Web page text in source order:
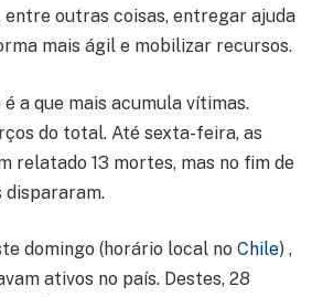
entre outras coisas, entregar ajuda
mais ágil e mobilizar recursos.
a que mais acumula vítimas.
do total. Até sexta-feira, as
relatado 13 mortes, mas no fim de
dispararam.
domingo (horário local no Chile) ,
ativos no país. Destes, 28